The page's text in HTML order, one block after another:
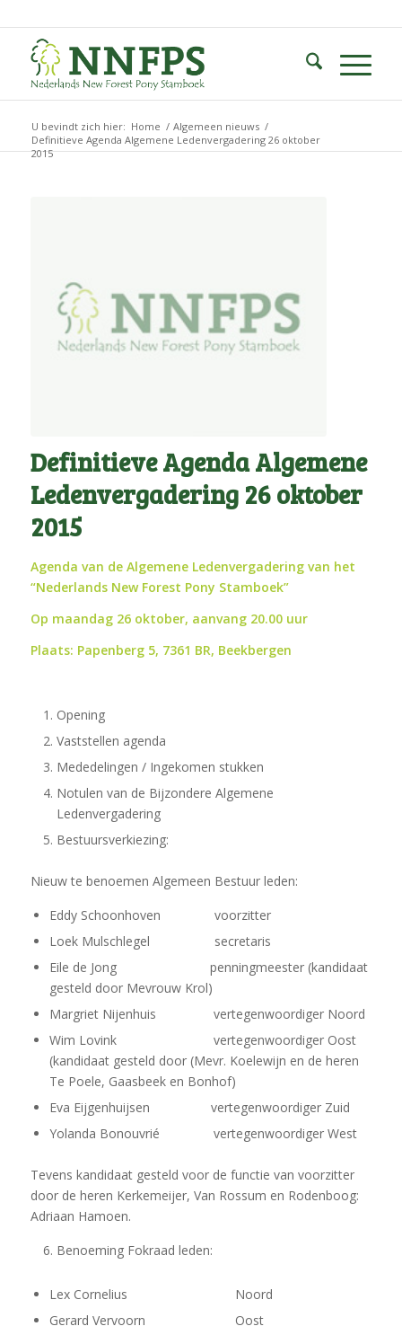
U bevindt zich hier: Home / Algemeen nieuws /
Definitieve Agenda Algemene Ledenvergadering 26 oktober
2015
Definitieve Agenda Algemene
Ledenvergadering 26 oktober
2015
Agenda van de Algemene Ledenvergadering van het
“Nederlands New Forest Pony Stamboek”
Op maandag 26 oktober, aanvang 20.00 uur
Plaats: Papenberg 5, 7361 BR, Beekbergen
Opening
Vaststellen agenda
Mededelingen / Ingekomen stukken
Notulen van de Bijzondere Algemene
Ledenvergadering
Bestuursverkiezing:
Nieuw te benoemen Algemeen Bestuur leden:
Eddy Schoonhoven voorzitter
Loek Mulschlegel secretaris
Eile de Jong penningmeester (kandidaat
gesteld door Mevrouw Krol)
Margriet Nijenhuis vertegenwoordiger Noord
Wim Lovink vertegenwoordiger Oost
(kandidaat gesteld door (Mevr. Koelewijn en de heren
Te Poele, Gaasbeek en Bonhof)
Eva Eijgenhuijsen vertegenwoordiger Zuid
Yolanda Bonouvrié vertegenwoordiger West
Tevens kandidaat gesteld voor de functie van voorzitter
door de heren Kerkemeijer, Van Rossum en Rodenboog:
Adriaan Hamoen.
Benoeming Fokraad leden:
Lex Cornelius Noord
Gerard Vervoorn Oost